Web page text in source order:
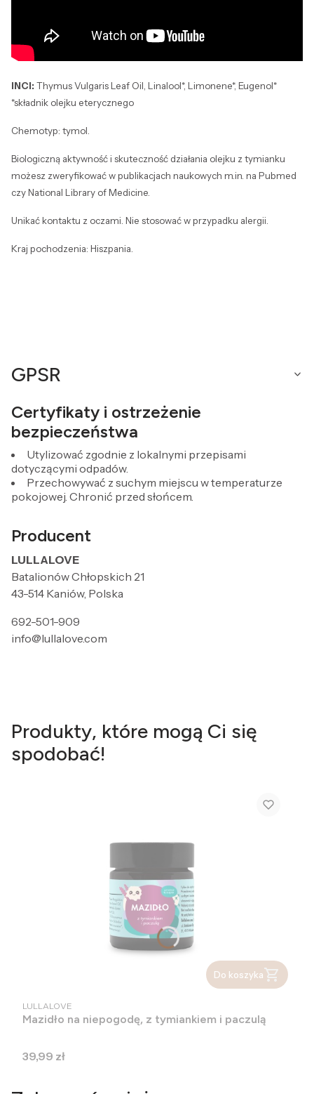
INCI: Thymus Vulgaris Leaf Oil, Linalool*, Limonene*, Eugenol*
*składnik olejku eterycznego
Chemotyp: tymol.
Biologiczną aktywność i skuteczność działania olejku z tymianku
możesz zweryfikować w publikacjach naukowych m.in. na Pubmed
czy National Library of Medicine.
Unikać kontaktu z oczami. Nie stosować w przypadku alergii.
Kraj pochodzenia: Hiszpania.
GPSR
Certyfikaty i ostrzeżenie
bezpieczeństwa
Utylizować zgodnie z lokalnymi przepisami
dotyczącymi odpadów.
Przechowywać z suchym miejscu w temperaturze
pokojowej. Chronić przed słońcem.
Producent
LULLALOVE
Batalionów Chłopskich 21
43-514 Kaniów, Polska
692-501-909
info@lullalove.com
Produkty, które mogą Ci się
spodobać!
Do koszyka
PRODUCENT
LULLALOVE
Mazidło na niepogodę, z tymiankiem i paczulą
Cena
39,99 zł